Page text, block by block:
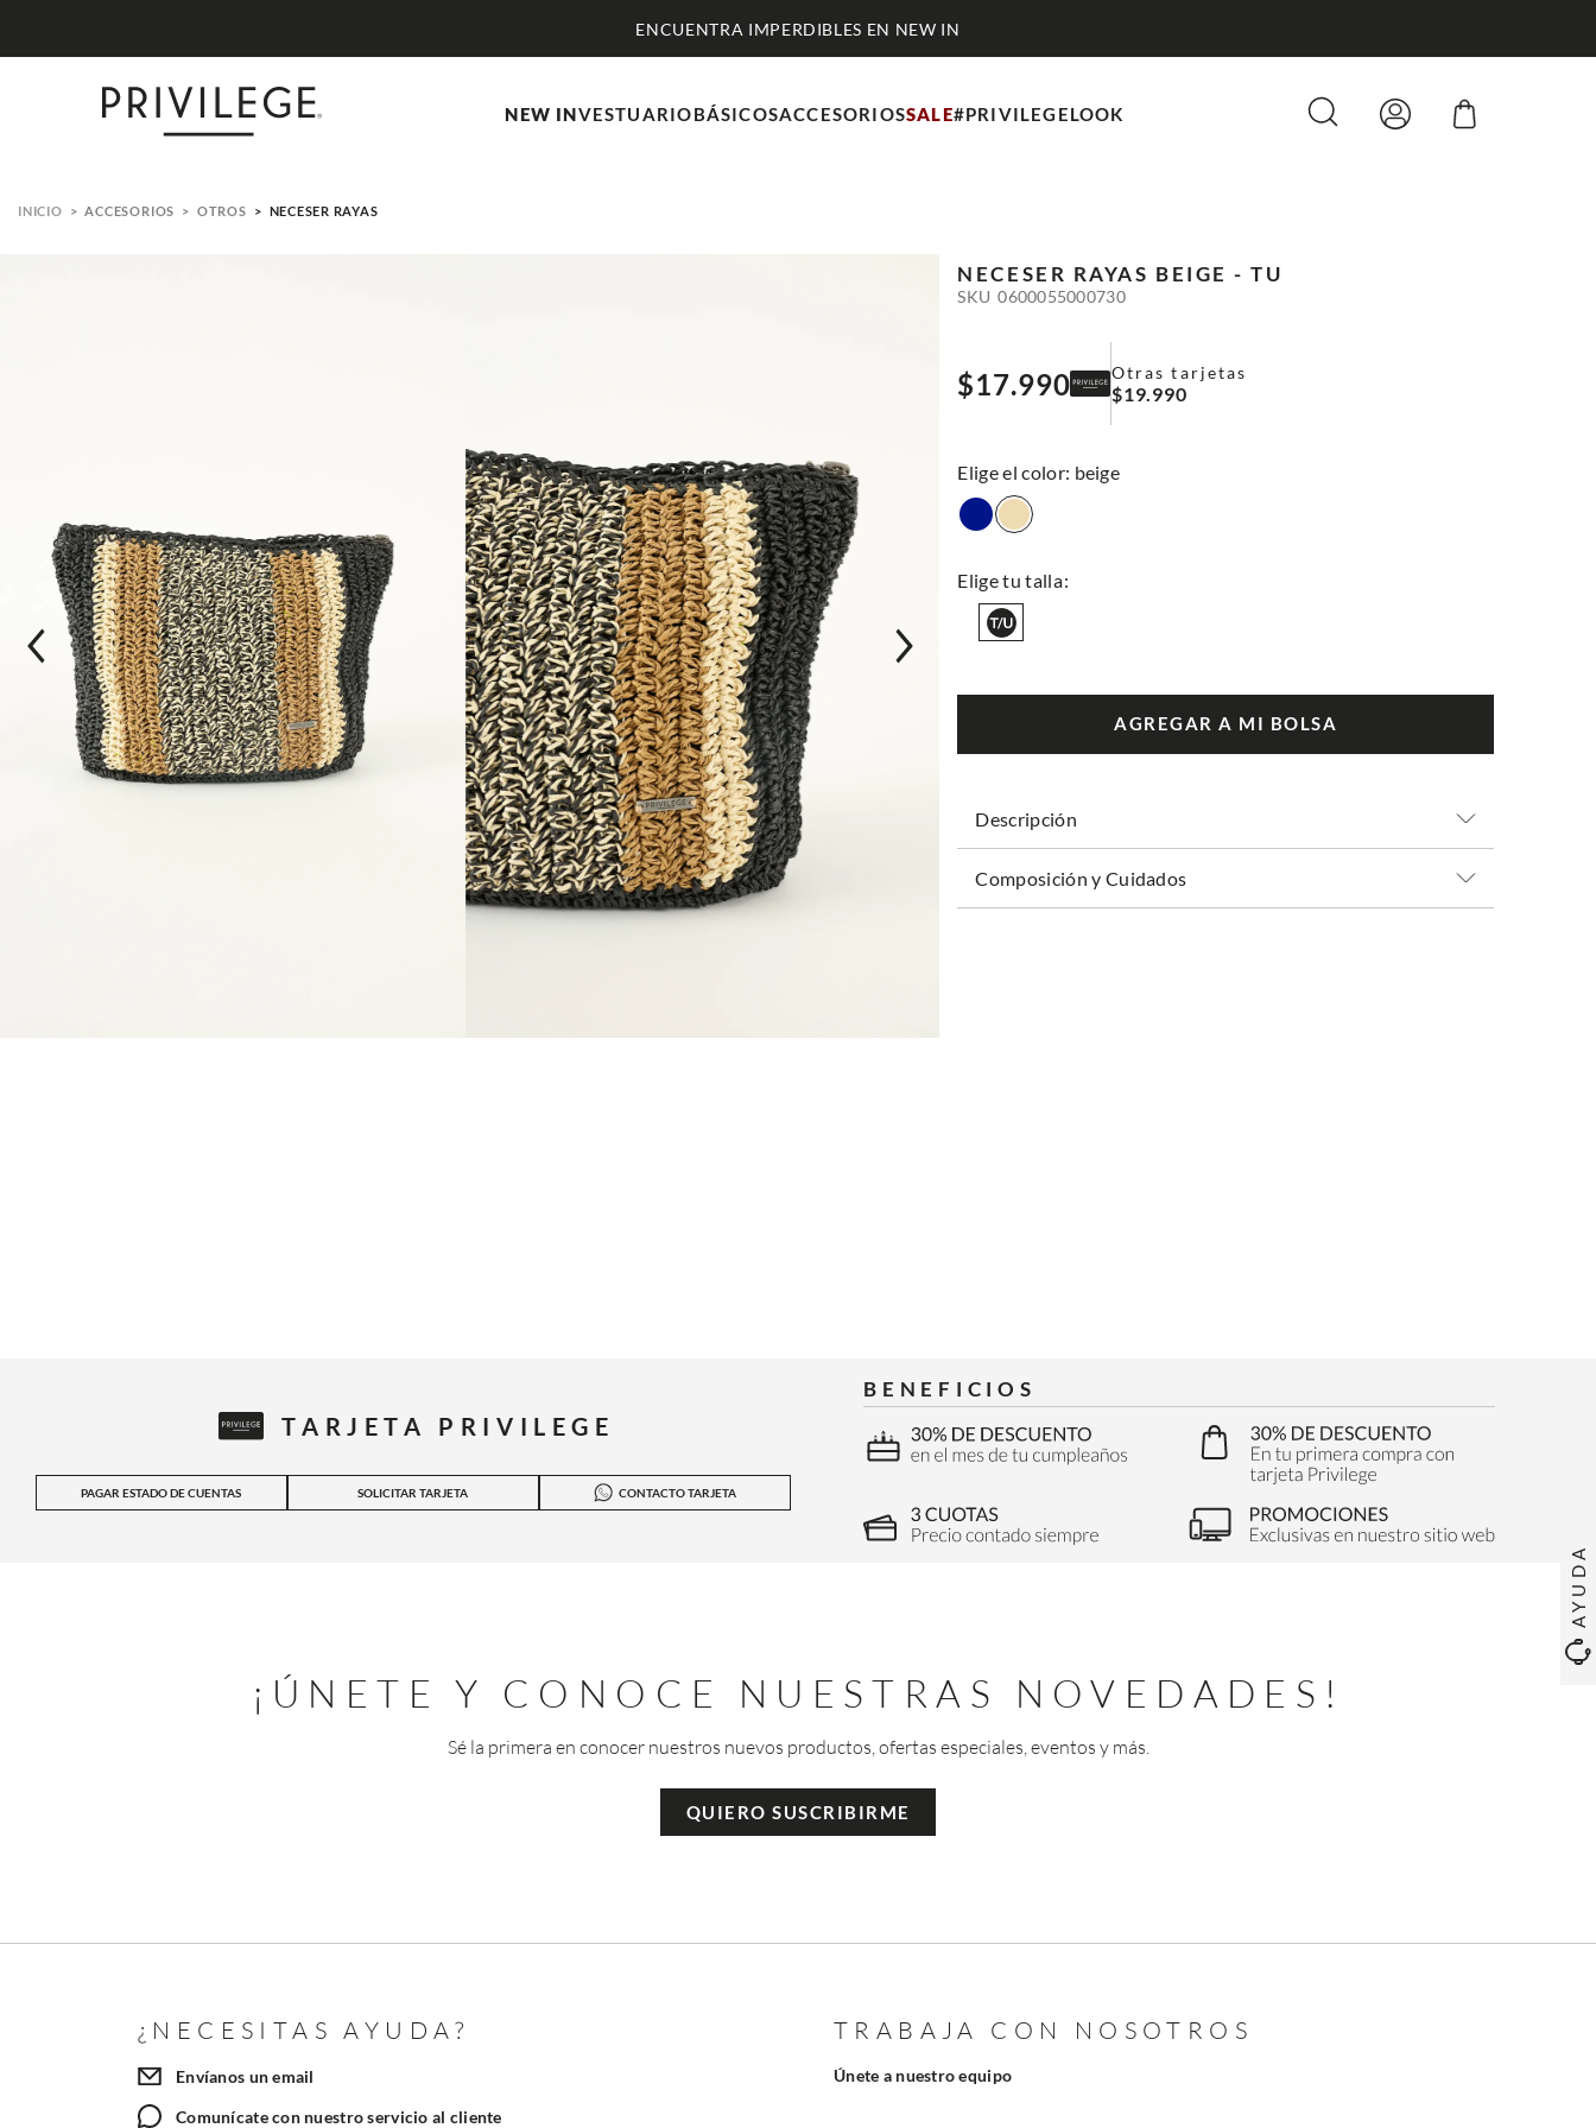
AYUDA
ENCUENTRA IMPERDIBLES EN NEW IN
NEW INVESTUARIOBÁSICOSACCESORIOSSALE#PRIVILEGELOOK
ACCESORIOS OTROS NECESER RAYAS
NECESER RAYAS BEIGE - TU
SKU 0600055000730
$17.990 Otras tarjetas
$19.990
: beige
AGREGAR A MI BOLSA
Descripción
Composición y Cuidados
TARJETA PRIVILEGE
PAGAR ESTADO DE CUENTAS SOLICITAR TARJETA CONTACTO TARJETA
BENEFICIOS
¡ÚNETE Y CONOCE NUESTRAS NOVEDADES!
Sé la primera en conocer nuestros nuevos productos, ofertas especiales, eventos y más.
QUIERO SUSCRIBIRME
¿NECESITAS AYUDA?
Envíanos un email
Comunícate con nuestro servicio al cliente
TRABAJA CON NOSOTROS
Únete a nuestro equipo